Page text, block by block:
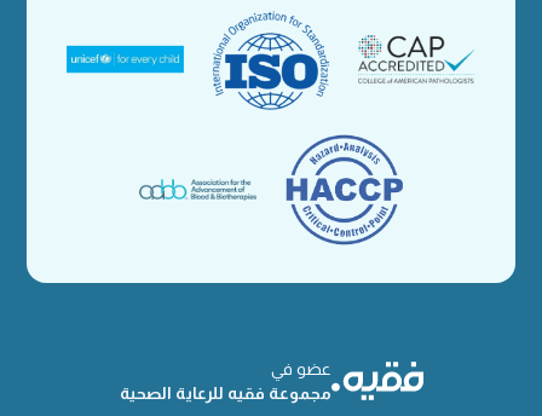
عضو في
مجموعة فقيه للرعاية الصحية